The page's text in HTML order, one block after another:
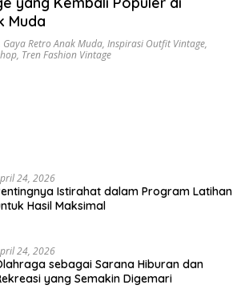
Muda
Gaya Retro Anak Muda, Inspirasi Outfit Vintage,
, Tren Fashion Vintage
24, 2026
Istirahat dalam Program Latihan
Hasil Maksimal
24, 2026
sebagai Sarana Hiburan dan
yang Semakin Digemari